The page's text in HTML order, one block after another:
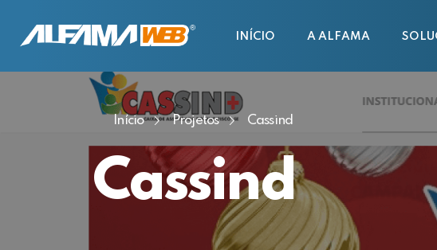
INÍCIO A ALFAMA
Início Projetos Cassind
Cassind